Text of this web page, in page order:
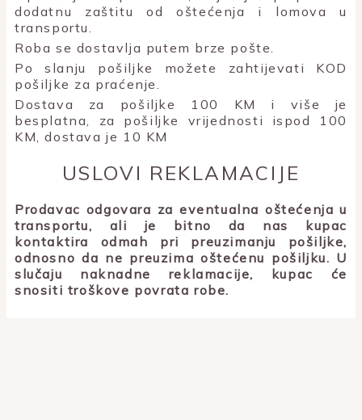
dodatnu zaštitu od oštećenja i lomova u
transportu.
Roba se dostavlja putem brze pošte.
Po slanju pošiljke možete zahtijevati KOD
pošiljke za praćenje.
Dostava za pošiljke 100 KM i više je
besplatna, za pošiljke vrijednosti ispod 100
KM, dostava je 10 KM
USLOVI REKLAMACIJE
Prodavac odgovara za eventualna oštećenja u
transportu, ali je bitno da nas kupac
kontaktira odmah pri preuzimanju pošiljke,
odnosno da ne preuzima oštećenu pošiljku. U
slučaju naknadne reklamacije, kupac će
snositi troškove povrata robe.